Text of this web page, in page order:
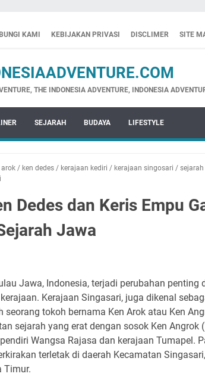
KAMI KEBIJAKAN PRIVASI DISCLIMER SITE
THE INDONESIA ADVENTURE, INDONESIA
SEJARAH BUDAYA LIFESTYLE
arok / ken dedes / kerajaan kediri / kerajaan singosari / sejarah
Dedes dan Keris Empu
Jawa
Jawa, Indonesia, terjadi perubahan penting
Kerajaan Singasari, juga dikenal
seorang tokoh bernama Ken Arok atau Ken
sejarah yang erat dengan sosok Ken Angrok
Wangsa Rajasa dan kerajaan Tumapel.
terletak di daerah Kecamatan
Timur.